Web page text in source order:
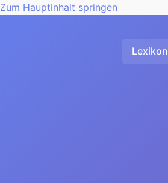
Zum Hauptinhalt springen
Lexikon